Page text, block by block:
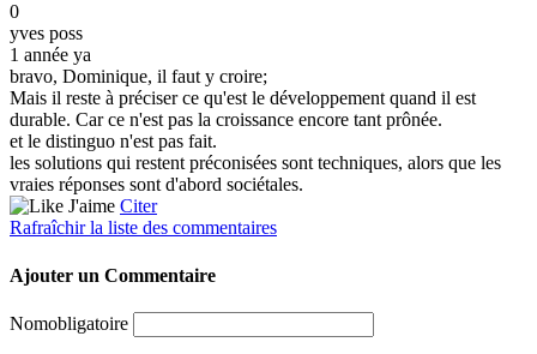
0
yves poss
1 année ya
bravo, Dominique, il faut y croire;
Mais il reste à préciser ce qu'est le développement quand il est
durable. Car ce n'est pas la croissance encore tant prônée.
et le distinguo n'est pas fait.
les solutions qui restent préconisées sont techniques, alors que les
vraies réponses sont d'abord sociétales.
J'aime Citer
Rafraîchir la liste des commentaires
Ajouter un Commentaire
Nomobligatoire